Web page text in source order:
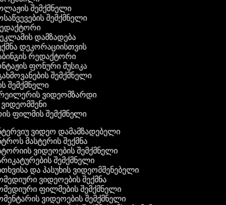
შემქმნელი
შემქმნელი
დამზადება
დეკორაციისთვის
რედაქტორი
ფონური მუსიკა
შემქმნელი
შემქმნელი
ვიდეომზარდი
ვიდეომშენი
ფილმის შემქმნელი
ვიდეო დამამზადებელი
მასტერის შექმნა
ვიდეოების შემქმნელი
შემქმნელი
და პასუხის ვიდეომშენებელი
ვიდეოების შექმნა
ფილმების შემქმნელი
ვიდეოების შემქმნელი